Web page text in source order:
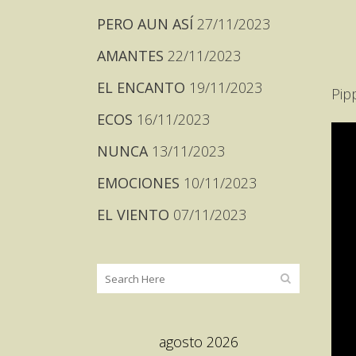
PERO AUN ASÍ 27/11/2023
AMANTES 22/11/2023
EL ENCANTO 19/11/2023
ECOS 16/11/2023
NUNCA 13/11/2023
EMOCIONES 10/11/2023
EL VIENTO 07/11/2023
agosto 2026